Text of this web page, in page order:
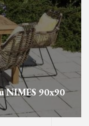
NIMES 90x90